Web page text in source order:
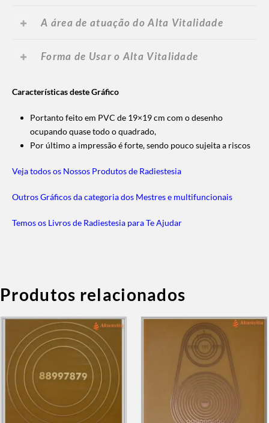
A área de atuação do Alta Vitalidade
Forma de Usar o Alta Vitalidade
Características deste Gráfico
Portanto feito em PVC de 19×19 cm com o desenho
ocupando quase todo o quadrado,
Por último a impressão é forte, sendo pouco sujeita a riscos
Veja todos os Nossos Produtos de Radiestesia
Outros Gráficos da categoria dos Mestres e multifuncionais
Temos os Livros de Radiestesia para Te Ajudar
Produtos relacionados